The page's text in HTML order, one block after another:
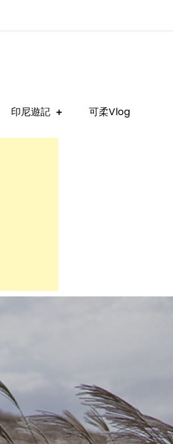
印尼遊記 可柔Vlog